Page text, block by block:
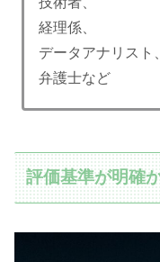
経理係、
データアナリスト、
弁護士など
評価基準が明確